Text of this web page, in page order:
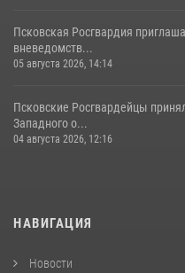
Псковская Росгвардия
вневедомств...
05 августа 2026, 14:14
Псковские Росгвардейцы
Западного о...
04 августа 2026, 12:16
НАВИГАЦИЯ
Новости